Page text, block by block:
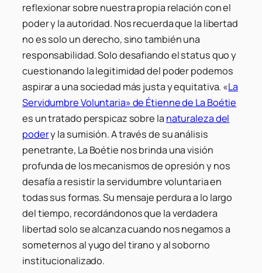
reflexionar sobre nuestra propia relación con el
poder y la autoridad. Nos recuerda que la libertad
no es solo un derecho, sino también una
responsabilidad. Solo desafiando el status quo y
cuestionando la legitimidad del poder podemos
aspirar a una sociedad más justa y equitativa. «La
Servidumbre Voluntaria» de Étienne de La Boétie
es un tratado perspicaz sobre la naturaleza del
podery la sumisión. A través de su análisis
penetrante, La Boétie nos brinda una visión
profunda de los mecanismos de opresión y nos
desafía a resistir la servidumbre voluntaria en
todas sus formas. Su mensaje perdura a lo largo
del tiempo, recordándonos que la verdadera
libertad solo se alcanza cuando nos negamos a
someternos al yugo del tirano y al soborno
institucionalizado.